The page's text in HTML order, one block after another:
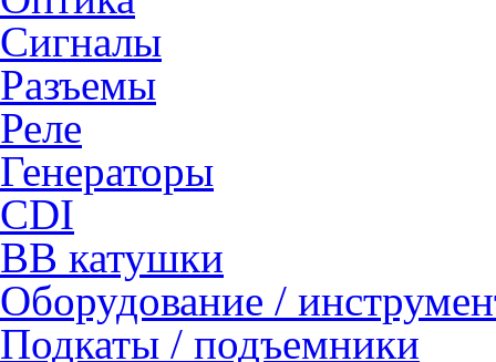
Сигналы
Разъемы
Реле
Генераторы
CDI
ВВ катушки
Оборудование /
Подкаты / подъемники